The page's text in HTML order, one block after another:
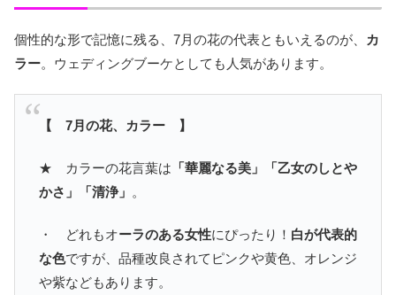
個性的な形で記憶に残る、7月の花の代表ともいえるのが、
カ
ラー。ウェディングブーケとしても人気があります。
【 7月の花、カラー 】
★ カラーの花言葉は 「華麗なる美」「乙女のしとや
かさ」「清浄」 。
・ どれもオーラのある女性にぴったり！ 白が代表的
な色ですが、品種改良されてピンクや黄色、オレンジ
や紫などもあります。